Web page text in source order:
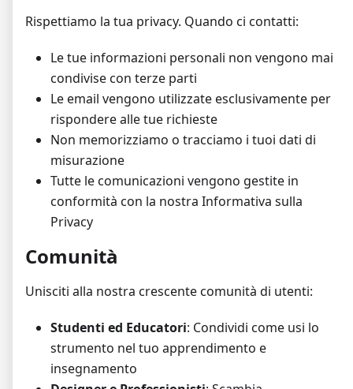
Rispettiamo la tua privacy. Quando ci contatti:
Le tue informazioni personali non vengono mai
condivise con terze parti
Le email vengono utilizzate esclusivamente per
rispondere alle tue richieste
Non memorizziamo o tracciamo i tuoi dati di
misurazione
Tutte le comunicazioni vengono gestite in
conformità con la nostra Informativa sulla
Privacy
Comunità
Unisciti alla nostra crescente comunità di utenti:
Studenti ed Educatori: Condividi come usi lo
strumento nel tuo apprendimento e
insegnamento